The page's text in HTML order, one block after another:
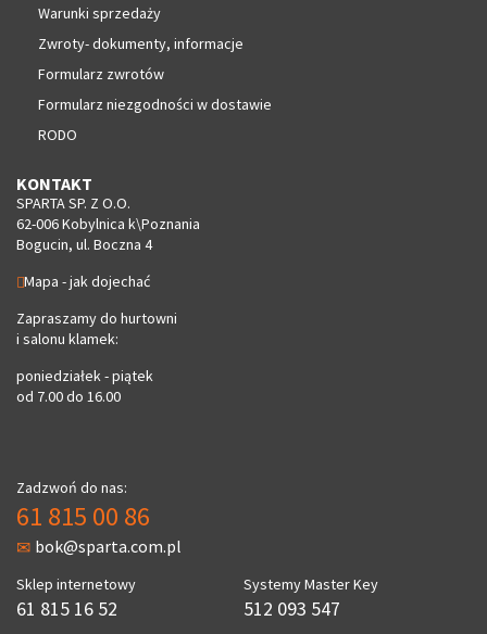
Warunki sprzedaży
Zwroty- dokumenty, informacje
Formularz zwrotów
Formularz niezgodności w dostawie
RODO
KONTAKT
SPARTA SP. Z O.O.
62-006 Kobylnica k\Poznania
Bogucin, ul. Boczna 4
Mapa - jak dojechać
Zapraszamy do hurtowni
i salonu klamek:
poniedziałek - piątek
od 7.00 do 16.00
Zadzwoń do nas:
61 815 00 86
bok@sparta.com.pl
Sklep internetowy
61 815 16 52
Systemy Master Key
512 093 547